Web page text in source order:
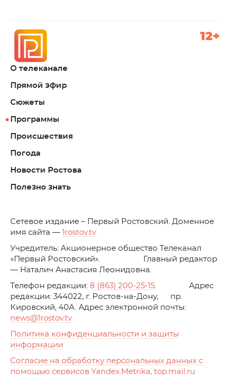
О телеканале
Прямой эфир
Сюжеты
Программы
Происшествия
Погода
Новости Ростова
Полезно знать
12+
Cетевое издание – Первый Ростовский. Доменное
имя сайта —
1rostov.tv
Учредитель: Акционерное общество Телеканал
«Первый Ростовский». Главный редактор
— Наталич Анастасия Леонидовна.
Телефон редакции: 8 (863) 200-25-15. Адрес
редакции: 344022, г. Ростов-на-Дону, пр.
Кировский, 40А. Адрес электронной почты:
news@1rostov.tv
Политика конфиденциальности и защиты
информации
Согласие на обработку персональных данных с
помощью сервисов Yandex.Metrika, top.mail.ru